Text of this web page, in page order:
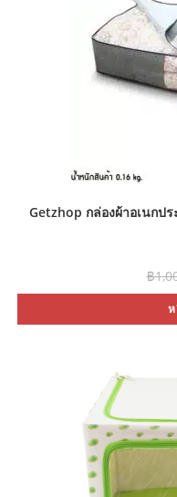
Getzhop กล่องผ้าอเนกป
฿